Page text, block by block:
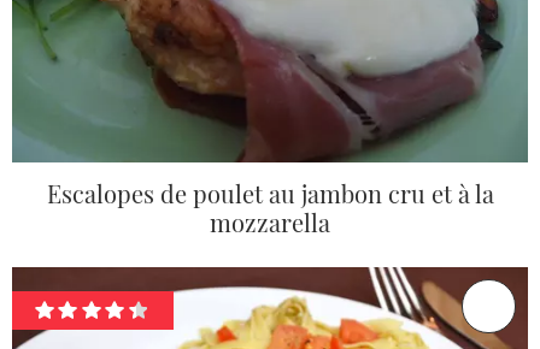
Escalopes de poulet au jambon cru et à la
mozzarella